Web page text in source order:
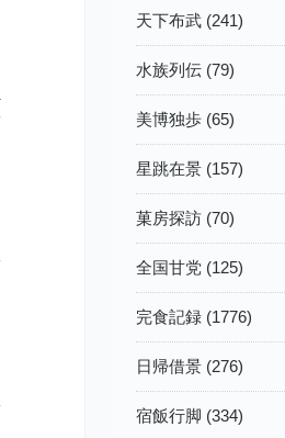
天下布武 (241)
水族列伝 (79)
美博独歩 (65)
星跳在景 (157)
菓房探訪 (70)
全国甘党 (125)
完食記録 (1776)
日帰借景 (276)
宿飯行脚 (334)